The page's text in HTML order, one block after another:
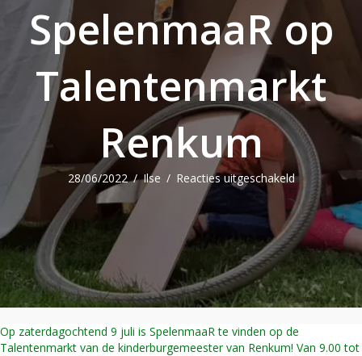
SpelenmaaR op
Talentenmarkt
Renkum
28/06/2022/Ilse / Reacties uitgeschakeldvoor
SpelenmaaR
op
Renkum
Op zaterdagochtend 9 juli is SpelenmaaR te vinden op de
Talentenmarkt van de kinderburgemeester van Renkum! Van 9.00 tot